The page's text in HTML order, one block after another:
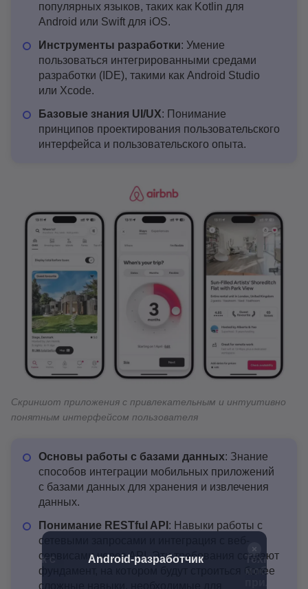
популярных языков, таких как Kotlin для
Android или Swift для iOS.
Инструменты разработки: Умение
пользоваться интегрированными средами
разработки (IDE), такими как Android Studio
или Xcode.
Базовые знания UI/UX: Понимание
принципов проектирования пользовательского
интерфейса и пользовательского опыта.
Скриншот приложения с привлекательным и интуитивно
понятным интерфейсом пользователя
Основы работы с базами данных: Знание
способов интеграции мобильных приложений
с базами данных для хранения и извлечения
данных.
Понимание RESTful API : Навыки работы с
сетевыми запросами и интеграция с веб-
сервисами через API. Эти требования создают
фундамент, на котором будут строиться более
сложные навыки, необходимые для
с Android-разработчик